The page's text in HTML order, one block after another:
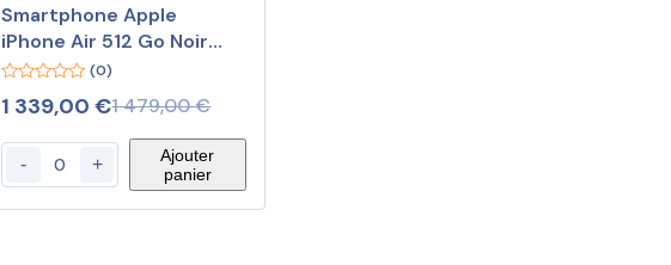
Smartphone Apple
iPhone Air 512 Go Noir
sidéral
out
5
(0)
1 479,00€
1 339,00€
- +
Ajouter
panier